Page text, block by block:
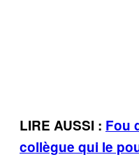
LIRE AUSSI : Fou
collègue qui le